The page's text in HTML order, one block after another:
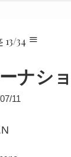
13/34 ≡
ナシ
11